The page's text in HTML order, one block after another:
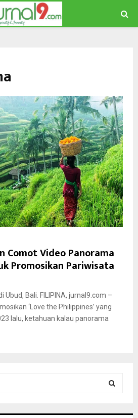
Comot Video Panorama
Promosikan Pariwisata
Ubud, Bali. FILIPINA, jurnal9.com –
‘Love the Philippines’ yang
lalu, ketahuan kalau panorama